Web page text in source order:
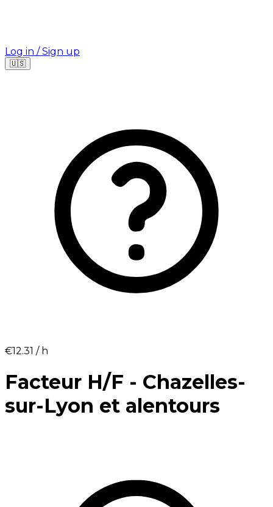
Log in / Sign up
🇺🇸
€12.31⁩ / h
Facteur H/F - Chazelles-
sur-Lyon et alentours